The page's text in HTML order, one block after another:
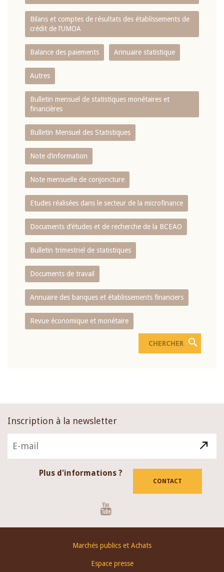
Bilans et comptes de résultats des établissements de
crédit de l‘UMOA
Balance des paiements Annuaire statistique
Autres
Bulletin mensuel de statistiques monétaires et
financières
Bulletin Mensuel des Statistiques
Note d’information
Note mensuelle de conjoncture
Etudes réalisées dans le secteur de la microfinance
Documents d’études et de recherche de la BCEAO
Bulletin trimestriel de statistiques
Documents de travail
Annuaire des banques et établissements financiers
Revue économique et monétaire
Inscription à la newsletter
Plus d'informations ?
CONTACT
Marchés publics et Achats
Espace presse